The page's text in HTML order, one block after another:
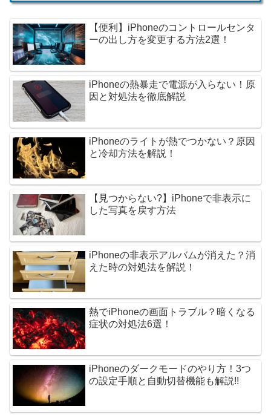
【便利】iPhoneのコントロールセンタ
ーの出し方を変更する方法2選！
iPhoneの熱暴走で電源が入らない！原
因と対処法を徹底解説
iPhoneのライトが熱でつかない？原因
と冷却方法を解説！
【見つからない?】iPhoneで非表示に
した写真を戻す方法
iPhoneの非表示アルバムが消えた？消
えた時の対処法を解説！
熱でiPhoneの画面トラブル？暗くなる
症状の対処法6選！
iPhoneのダークモードのやり方！3つ
の設定手順と自動切替機能も解説!!